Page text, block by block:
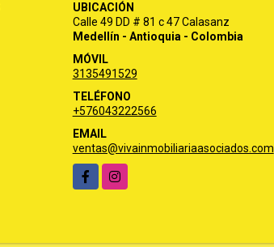
UBICACIÓN
Calle 49 DD # 81 c 47 Calasanz
Medellín - Antioquia - Colombia
MÓVIL
3135491529
TELÉFONO
+576043222566
EMAIL
ventas@vivainmobiliariaasociados.com
FacebookInstagram